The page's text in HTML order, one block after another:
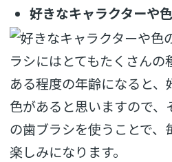
好きなキャラクターや
ラシにはとてもたくさんの
ある程度の年齢になると
色があると思いますので
の歯ブラシを使うことで
楽しみになります。